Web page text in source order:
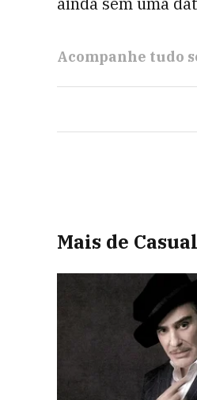
Acompanhe tudo
Mais de Casual